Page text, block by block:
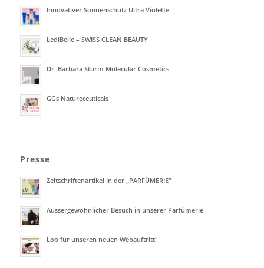
Innovativer Sonnenschutz Ultra Violette
LediBelle – SWISS CLEAN BEAUTY
Dr. Barbara Sturm Molecular Cosmetics
GGs Natureceuticals
Presse
Zeitschriftenartikel in der „PARFÜMERIE“
Aussergewöhnlicher Besuch in unserer Parfümerie
Lob für unseren neuen Webauftritt!